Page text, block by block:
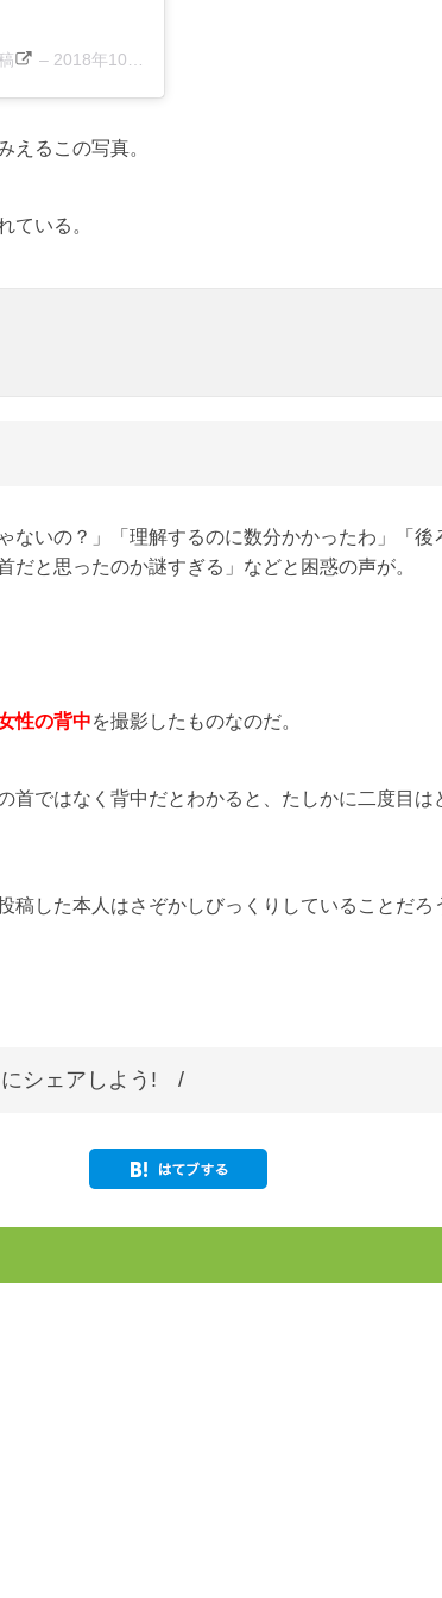
– 2018年10月月11日午後5時43分PDT
えるこの写真。
ている。
ないの？」「理解するのに数分かかったわ」「後
と思ったのか謎すぎる」などと困惑の声が。
性の背中を撮影したものなのだ。
首ではなく背中だとわかると、たしかに二度目は
した本人はさぞかしびっくりしていることだろ
にシェアしよう! /